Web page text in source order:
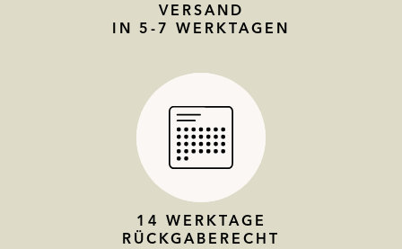
VERSAND
IN 5-7 WERKTAGEN
14 WERKTAGE
RÜCKGABERECHT